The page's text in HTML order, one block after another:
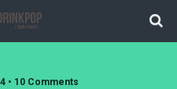
• 10 Comments